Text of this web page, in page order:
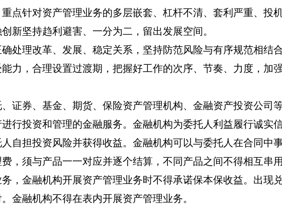
点针对资产管理业务的多层嵌套、杠杆不清、套利严重、投
新坚持趋利避害、一分为二，留出发展空间。
确处理改革、发展、稳定关系，坚持防范风险与有序规范相结
力，合理设置过渡期，把握好工作的次序、节奏、力度，加
证券、基金、期货、保险资产管理机构、金融资产投资公司
行投资和管理的金融服务。金融机构为委托人利益履行诚实
自担投资风险并获得收益。金融机构可以与委托人在合同中
，须与产品一一对应并逐个结算，不同产品之间不得相互串用
，金融机构开展资产管理业务时不得承诺保本保收益。出现
金融机构不得在表内开展资产管理业务。